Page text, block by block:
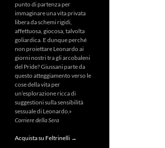
punto di partenza per
immaginare una vita privata
libera da schemi rigidi,
affettuosa, giocosa, talvolta
goliardica. E dunque perché
non proiettare Leonardo ai
giorni nostri tra gli arcobaleni
del Pride? Giussani parte da
questo atteggiamento verso le
cose della vita per
un’esplorazione ricca di
suggestioni sulla sensibilità
sessuale di Leonardo.»
Corriere della Sera
Acquista su Feltrinelli →